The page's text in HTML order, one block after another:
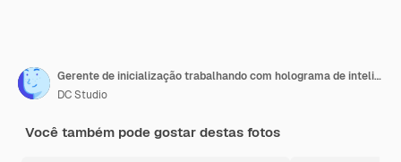
Gerente de inicialização trabalhando com holograma de inteligência artificial do gerente para falar sobre o relatório da empresa. Usando realidade aumentada holográfica para ter conversas remotas, tecnologia digital online.
DC Studio
Você também pode gostar destas fotos